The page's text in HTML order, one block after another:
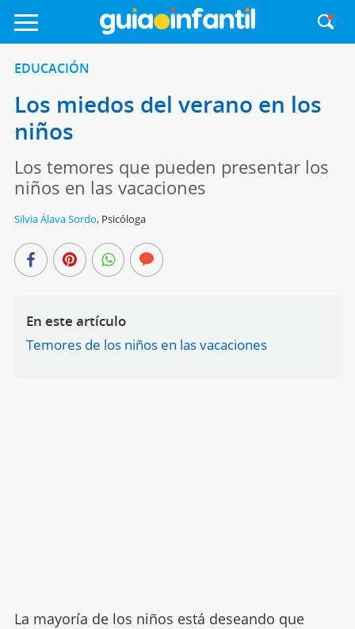
EDUCACIÓN
Los miedos del verano en los
niños
Los temores que pueden presentar los
niños en las vacaciones
Silvia Álava Sordo, Psicóloga
En este artículo
Temores de los niños en las vacaciones
La mayoría de los niños está deseando que